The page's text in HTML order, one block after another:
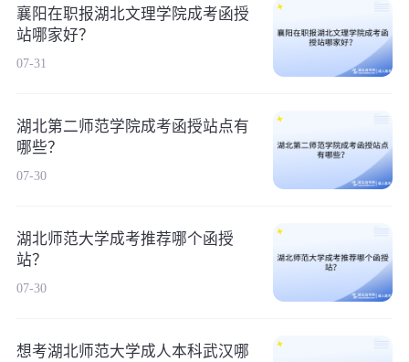
襄阳在职报湖北文理学院成考函授
站哪家好？
07-31
湖北第二师范学院成考函授站点有
哪些？
07-30
湖北师范大学成考推荐哪个函授
站？
07-30
想考湖北师范大学成人本科武汉哪